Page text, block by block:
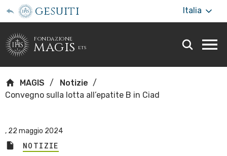
gesuiti Italia
fondazione
magis ets
MAGIS
Notizie
Convegno sulla lotta all’epatite B in Ciad
, 22 maggio 2024
NOTIZIE